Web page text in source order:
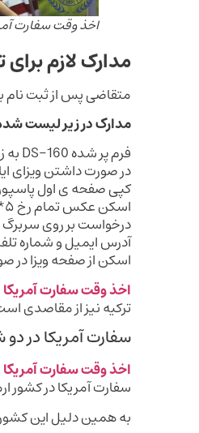
اخذ وقت سفارت
مدارک لازم
متقاضی پس از ثبت نام
مدارک در زیر لیست
فرم پر شده DS-160 به زبان فارسی یا صفحه تاییده تکمیل فرم DS-160 به زبان انگلیسی.
در صورت داشتن ویزای
کپی صفحه ی اول پاسپورت (با
اسکن عکس تمام رخ ۵*۵ رنگی با پس‌زمینه سفید.
درخواست بر روی سربرگ
آدرس ایمیل و شماره
اسکن از صفحه ویزا در
اخذ وقت سفارت آمریکا
ترکیه نیز از مقاصدی
سفارت آمریکا در
اخذ وقت سفارت آمریکا
سفارت آمریکا در کشور
به همین دلیل این